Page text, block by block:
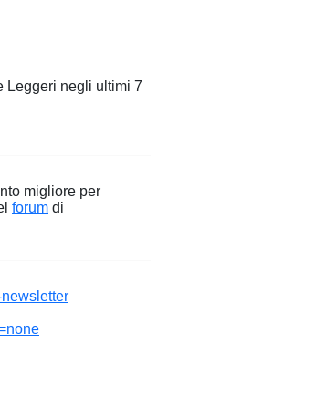
Leggeri negli ultimi 7
migliore per
forum di